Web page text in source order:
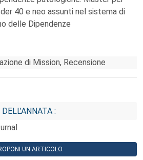
40 e neo assunti nel sistema di
delle Dipendenze
di Mission, Recensione
:
UN ARTICOLO